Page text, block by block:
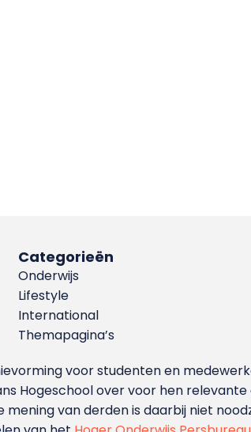
Categorieën
Onderwijs
Lifestyle
International
Themapagina’s
voor studenten en
Hogeschool over voor hen
van derden is daarbij niet